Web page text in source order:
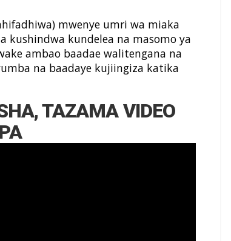
mwenye umri wa miaka
kushindwa kundelea na masomo ya
ambao baadae walitengana na
na baadaye kujiingiza katika
TAZAMA VIDEO